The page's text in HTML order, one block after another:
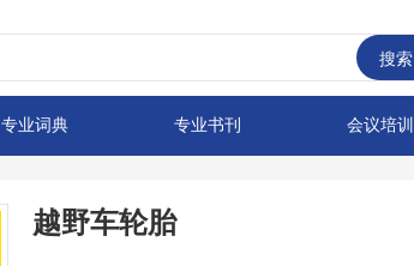
搜索
专业词典 专业书刊 会议培训
越野车轮胎